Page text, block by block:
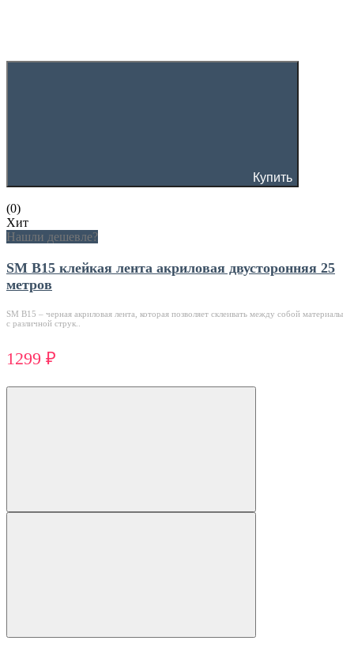
Купить
(0)
Хит
Нашли дешевле?
SM B15 клейкая лента акриловая двусторонняя 25
метров
SM В15 – черная акриловая лента, которая позволяет склеивать между собой материалы
с различной струк..
1299 ₽